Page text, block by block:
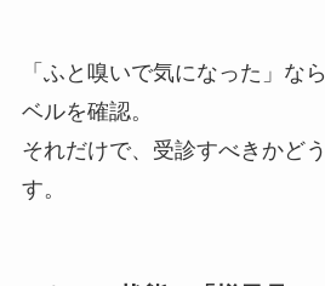
「ふと嗅いで気になった」な
ベルを確認。
それだけで、受診すべきかど
す。